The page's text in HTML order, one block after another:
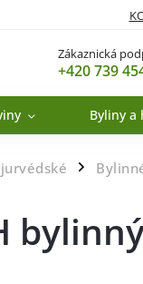
Zákaznická
+420 739
Byliny a
/